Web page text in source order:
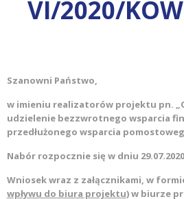
VI/2020/KOW
Szanowni Państwo,
w imieniu realizatorów projektu pn.
udzielenie bezzwrotnego wsparcia
przedłużonego wsparcia
Nabór rozpocznie się w dniu
Wniosek wraz z załącznikami, w
wpływu do biura projektu) w biurze